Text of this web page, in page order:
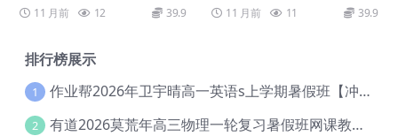
11 月前 12 39.9 11 月前 11 39.9
排行榜展示
1 作业帮2026年卫宇晴高一英语s上学期暑假班【冲顶班】【Ec-003】
2 有道2026莫荒年高三物理一轮复习暑假班网课教程【Ef-044】